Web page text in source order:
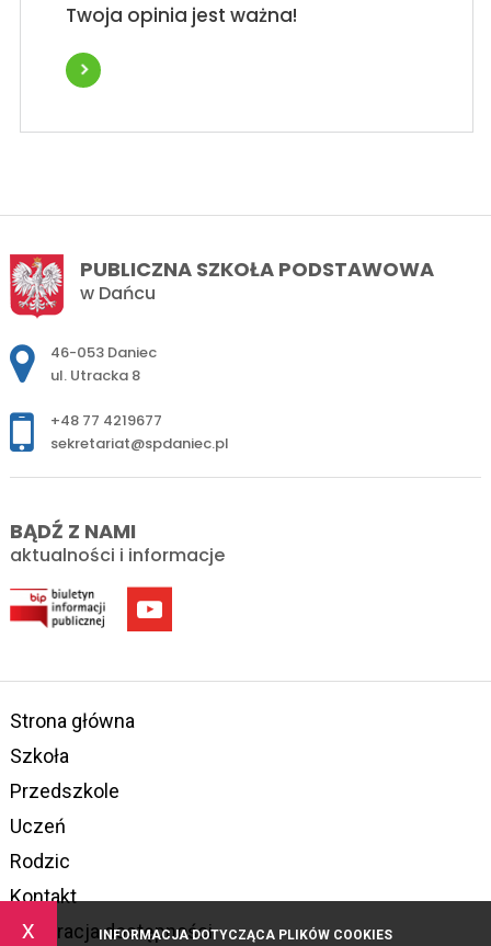
x INFORMACJA DOTYCZĄCA PLIKÓW COOKIES
Twoja opinia jest ważna!
PUBLICZNA SZKOŁA PODSTAWOWA
w Dańcu
Adres pocztowy:
46-053 Daniec
ul. Utracka 8
+48 77 4219677
sekretariat@spdaniec.pl
BĄDŹ Z NAMI
aktualności i informacje
Strona główna
Szkoła
Przedszkole
Uczeń
Rodzic
Kontakt
Deklaracja dostępności